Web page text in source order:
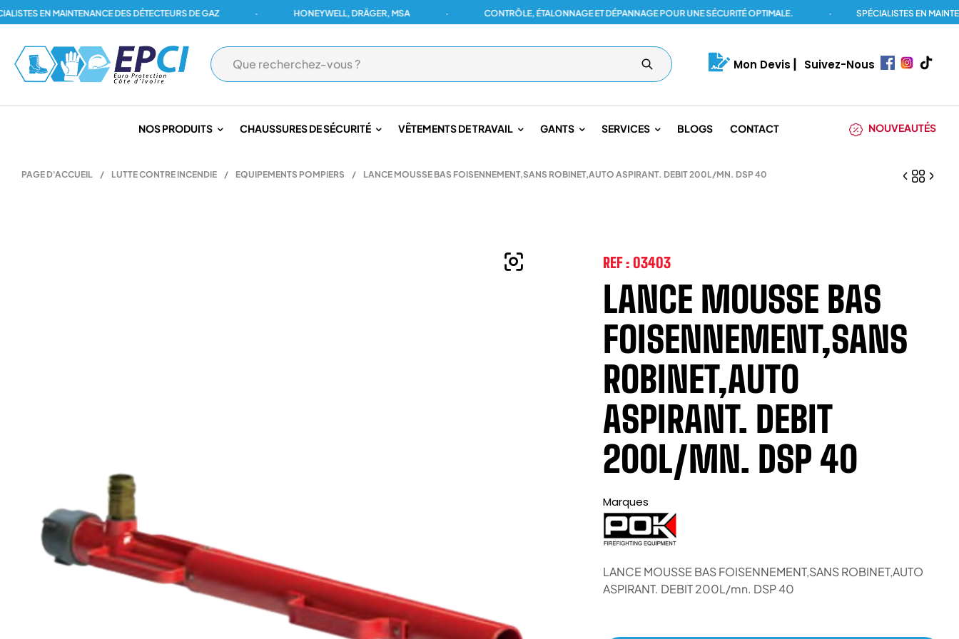
EN MAINTENANCE DES DÉTECTEURS DE GAZ HONEYWELL, DRÄGER, MSA CONTRÔLE, ÉTALONNAGE ET DÉPANNAGE POUR UNE SÉCURITÉ OPTIMALE. SPÉCIALISTES EN
Mon Devis Suivez-Nous
NOS PRODUITS CHAUSSURES DE SÉCURITÉ VÊTEMENTS DE TRAVAIL GANTS SERVICES BLOGS CONTACT NOUVEAUTÉS
PAGE D'ACCUEIL / LUTTE CONTRE INCENDIE / EQUIPEMENTS POMPIERS / LANCE MOUSSE BAS FOISENNEMENT,SANS ROBINET,AUTO ASPIRANT. DEBIT 200L/MN. DSP 40
REF : 03403
LANCE MOUSSE BAS
FOISENNEMENT,SANS
ROBINET,AUTO
ASPIRANT. DEBIT
200L/MN. DSP 40
Marques
LANCE MOUSSE BAS FOISENNEMENT,SANS ROBINET,AUTO
ASPIRANT. DEBIT 200L/mn. DSP 40